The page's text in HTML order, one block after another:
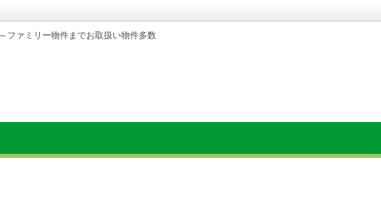
ファミリー物件までお取扱い物件多数